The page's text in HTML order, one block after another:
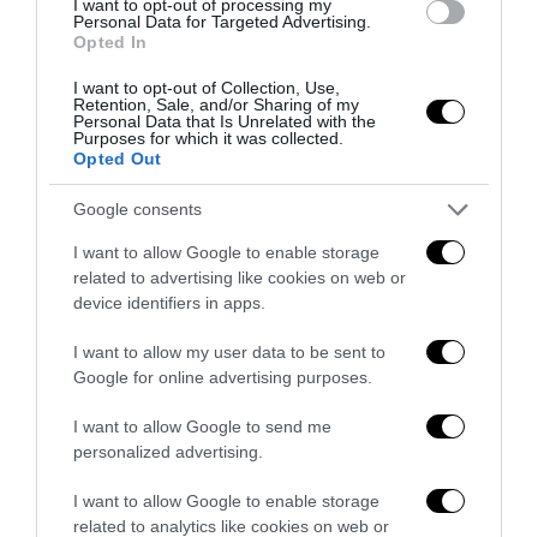
I want to opt-out of processing my
Personal Data for Targeted Advertising.
Opted In
I want to opt-out of Collection, Use,
Retention, Sale, and/or Sharing of my
Personal Data that Is Unrelated with the
Purposes for which it was collected.
Opted Out
Google consents
I want to allow Google to enable storage
related to advertising like cookies on web or
device identifiers in apps.
I want to allow my user data to be sent to
Google for online advertising purposes.
I want to allow Google to send me
personalized advertising.
I want to allow Google to enable storage
related to analytics like cookies on web or
corte
Bonaccini e il mito delle barricate di Parma: quando
6 Agosto 2026